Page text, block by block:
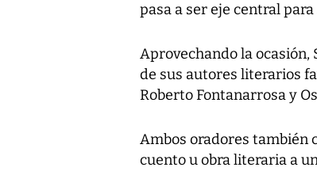
pasa a ser eje central para
Aprovechando la ocasión,
de sus autores literarios
Roberto Fontanarrosa y
Ambos oradores también
cuento u obra literaria a